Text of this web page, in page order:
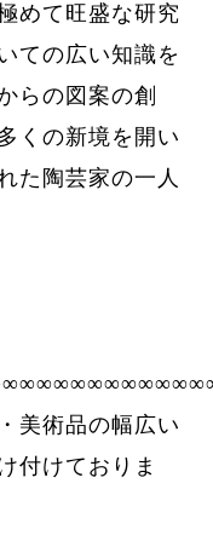
めて旺盛な研究
ての広い知識を
らの図案の創
くの新境を開い
た陶芸家の一人
美術品の幅広い
付けておりま